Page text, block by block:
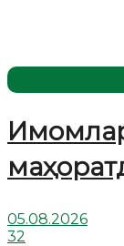
05.08.2026
32